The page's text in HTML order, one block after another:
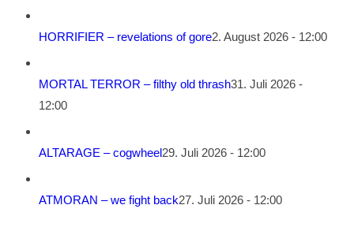
HORRIFIER – revelations of gore2. August 2026 - 12:00
MORTAL TERROR – filthy old thrash31. Juli 2026 -
12:00
ALTARAGE – cogwheel29. Juli 2026 - 12:00
ATMORAN – we fight back27. Juli 2026 - 12:00